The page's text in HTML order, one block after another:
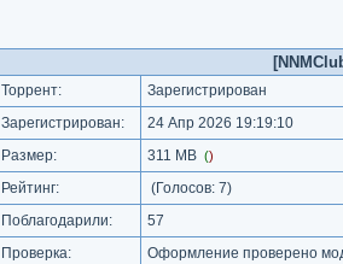
Торрент:
Зарегистрирован
Зарегистрирован:
24 Апр 2026 19:19:10
Размер:
311 MB ()
Рейтинг: (Голосов: 7)
Поблагодарили:
57
Проверка:
Оформление проверено